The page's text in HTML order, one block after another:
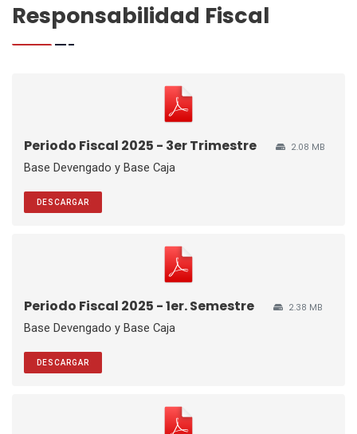
Responsabilidad Fiscal
Periodo Fiscal 2025 - 3er Trimestre 2.08 MB
Base Devengado y Base Caja
DESCARGAR
Periodo Fiscal 2025 - 1er. Semestre 2.38 MB
Base Devengado y Base Caja
DESCARGAR